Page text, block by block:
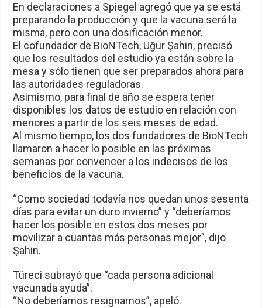
En declaraciones a Spiegel agregó que ya se está
preparando la producción y que la vacuna será la
misma, pero con una dosificación menor.
El cofundador de BioNTech, Uğur Şahin, precisó
que los resultados del estudio ya están sobre la
mesa y sólo tienen que ser preparados ahora para
las autoridades reguladoras.
Asimismo, para final de año se espera tener
disponibles los datos de estudio en relación con
menores a partir de los seis meses de edad.
Al mismo tiempo, los dos fundadores de BioNTech
llamaron a hacer lo posible en las próximas
semanas por convencer a los indecisos de los
beneficios de la vacuna.
“Como sociedad todavía nos quedan unos sesenta
días para evitar un duro invierno” y “deberíamos
hacer los posible en estos dos meses por
movilizar a cuantas más personas mejor”, dijo
Şahin.
Türeci subrayó que “cada persona adicional
vacunada ayuda”.
“No deberíamos resignarnos”, apeló.